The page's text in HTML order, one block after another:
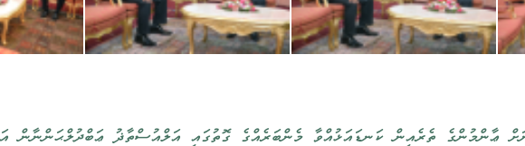
ތެރެއިން ކަނޑައަޅުއްވާ މެންބަރެއްގެ ގޮތުގައި އަލްއުސްތާޛު ޢަބްދުލްޙަންނާން